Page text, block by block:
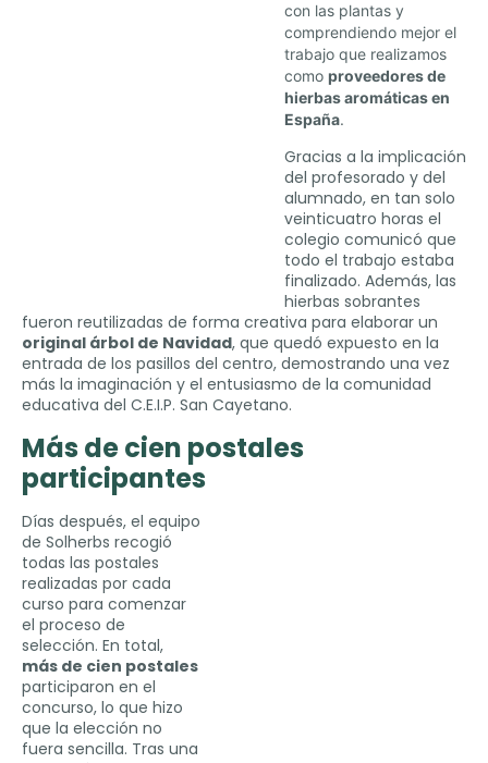
con las plantas y
comprendiendo mejor el
trabajo que realizamos
como proveedores de
hierbas aromáticas en
España.
Gracias a la implicación
del profesorado y del
alumnado, en tan solo
veinticuatro horas el
colegio comunicó que
todo el trabajo estaba
finalizado. Además, las
hierbas sobrantes
fueron reutilizadas de forma creativa para elaborar un
original árbol de Navidad, que quedó expuesto en la
entrada de los pasillos del centro, demostrando una vez
más la imaginación y el entusiasmo de la comunidad
educativa del C.E.I.P. San Cayetano.
Más de cien postales
participantes
Días después, el equipo
de Solherbs recogió
todas las postales
realizadas por cada
curso para comenzar
el proceso de
selección. En total,
más de cien postales
participaron en el
concurso, lo que hizo
que la elección no
fuera sencilla. Tras una